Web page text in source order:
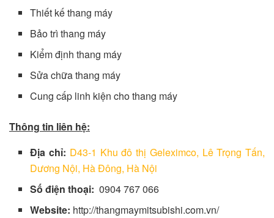
Thiết kế thang máy
Bảo trì thang máy
Kiểm định thang máy
Sửa chữa thang máy
Cung cấp linh kiện cho thang máy
Thông tin liên hệ:
Địa chỉ: D43-1 Khu đô thị Geleximco, Lê Trọng Tấn,
Dương Nội, Hà Đông, Hà Nội
Số điện thoại: 0904 767 066
Website: http://thangmaymitsubishi.com.vn/